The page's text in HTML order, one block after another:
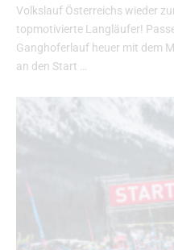
Volkslauf Österreichs wieder
topmotivierte Langläufer!
Ganghoferlauf heuer mit dem
an den Start …